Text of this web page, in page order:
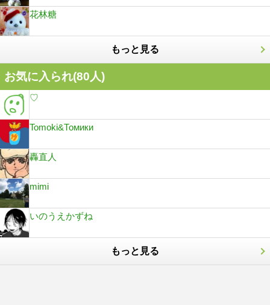
花林糖
もっと見る
お気に入られ(80人)
♡
Tomoki&Томики
轟直人
mimi
いのうえかずね
もっと見る